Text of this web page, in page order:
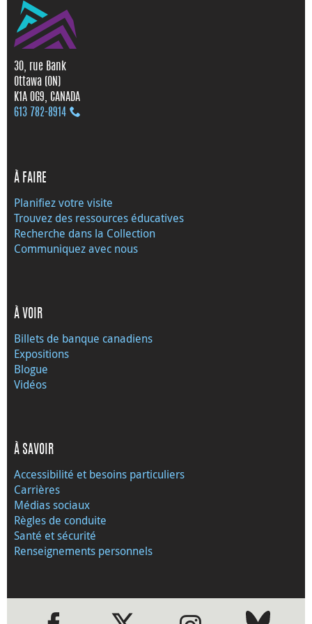
30, rue Bank
Ottawa (ON)
K1A 0G9, CANADA
613 782‑8914
À FAIRE
Planifiez votre visite
Trouvez des ressources éducatives
Recherche dans la Collection
Communiquez avec nous
À VOIR
Billets de banque canadiens
Expositions
Blogue
Vidéos
À SAVOIR
Accessibilité et besoins particuliers
Carrières
Médias sociaux
Règles de conduite
Santé et sécurité
Renseignements personnels